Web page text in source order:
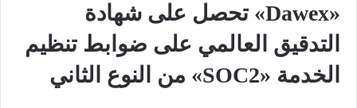
«Dawex» تحصل على شهادة
التدقيق العالمي على ضوابط تنظيم
الخدمة «SOC2» من النوع الثاني